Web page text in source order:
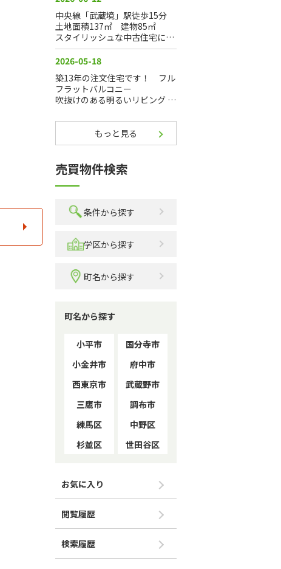
もっと見る
売買物件検索
条件から探す
学区から探す
町名から探す
町名から探す
小平市
国分寺市
小金井市
府中市
西東京市
武蔵野市
三鷹市
調布市
練馬区
中野区
杉並区
世田谷区
お気に入り
閲覧履歴
検索履歴